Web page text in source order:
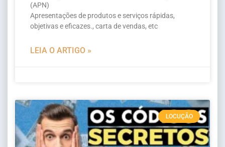
(APN)
Apresentações de produtos e serviços rápidas,
objetivas e eficazes., carta de vendas, etc
LEIA O ARTIGO »
LOCUÇÃO